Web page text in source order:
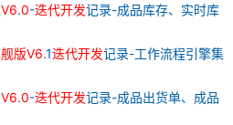
V6.0-迭代开发记录-成品库存、实时库
版V6.1迭代开发记录-工作流程引擎集
V6.0-迭代开发记录-成品出货单、成品